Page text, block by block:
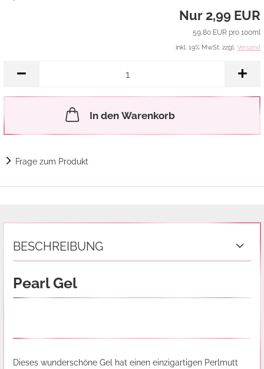
Nur 2,99 EUR
59,80 EUR pro 100ml
inkl. 19% MwSt. zzgl. Versand
In den Warenkorb
Frage zum Produkt
BESCHREIBUNG
Pearl Gel
Dieses wunderschöne Gel hat einen einzigartigen Perlmutt